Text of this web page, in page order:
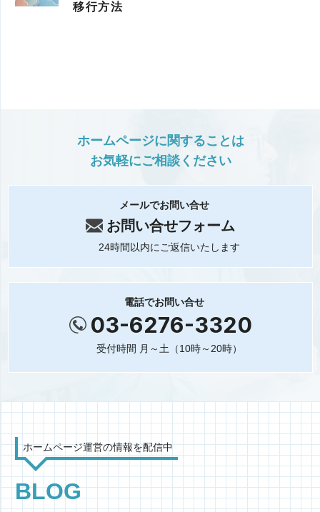
移行方法
ホームページに関することは
お気軽にご相談ください
メールでお問い合せ
お問い合せフォーム
24時間以内にご返信いたします
電話でお問い合せ
03-6276-3320
受付時間 月～土（10時～20時）
ホームページ運営の情報を配信中
BLOG